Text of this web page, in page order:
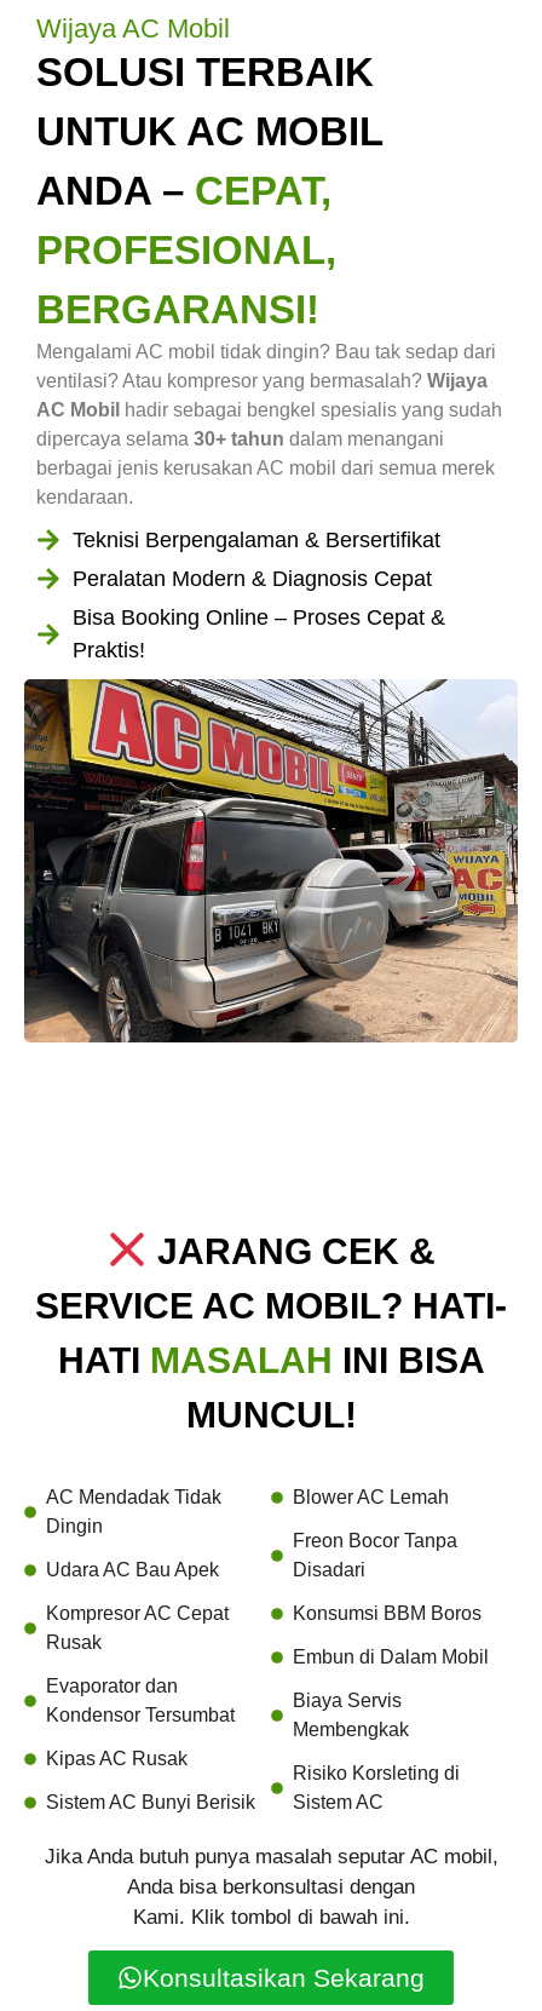
Wijaya AC Mobil
SOLUSI TERBAIK
UNTUK AC MOBIL
ANDA – CEPAT,
PROFESIONAL,
BERGARANSI!
Mengalami AC mobil tidak dingin? Bau tak sedap dari
ventilasi? Atau kompresor yang bermasalah? Wijaya
AC Mobil hadir sebagai bengkel spesialis yang sudah
dipercaya selama 30+ tahun dalam menangani
berbagai jenis kerusakan AC mobil dari semua merek
kendaraan.
Teknisi Berpengalaman & Bersertifikat
Peralatan Modern & Diagnosis Cepat
Bisa Booking Online – Proses Cepat &
Praktis!
JARANG CEK &
SERVICE AC MOBIL? HATI-
HATI MASALAH INI BISA
MUNCUL!
AC Mendadak Tidak
Dingin
Udara AC Bau Apek
Kompresor AC Cepat
Rusak
Evaporator dan
Kondensor Tersumbat
Kipas AC Rusak
Sistem AC Bunyi Berisik
Blower AC Lemah
Freon Bocor Tanpa
Disadari
Konsumsi BBM Boros
Embun di Dalam Mobil
Biaya Servis
Membengkak
Risiko Korsleting di
Sistem AC
Jika Anda butuh punya masalah seputar AC mobil,
Anda bisa berkonsultasi dengan
Kami. Klik tombol di bawah ini.
Konsultasikan Sekarang